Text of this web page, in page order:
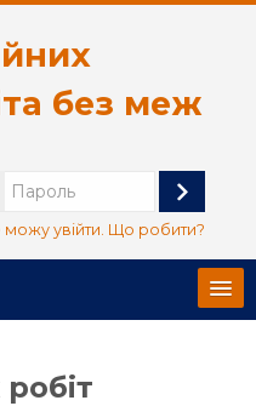
без меж
Увійти
можу увійти. Що робити?